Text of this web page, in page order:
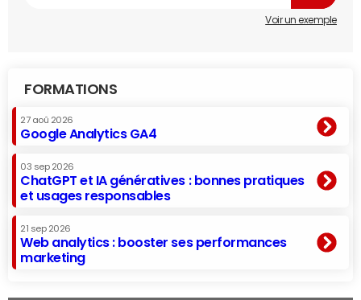
Voir un exemple
FORMATIONS
27 aoû 2026
Google Analytics GA4
03 sep 2026
ChatGPT et IA génératives : bonnes pratiques
et usages responsables
21 sep 2026
Web analytics : booster ses performances
marketing